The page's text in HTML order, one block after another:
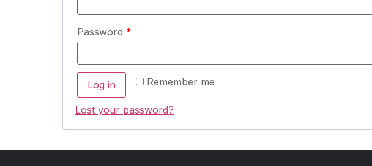
Password *
Remember me
Log in
Lost your password?